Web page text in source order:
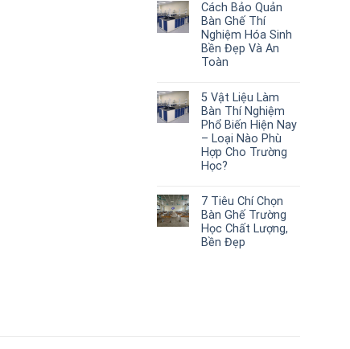
Cách Bảo Quản
Bàn Ghế Thí
Nghiệm Hóa Sinh
Bền Đẹp Và An
Toàn
5 Vật Liệu Làm
Bàn Thí Nghiệm
Phổ Biến Hiện Nay
– Loại Nào Phù
Hợp Cho Trường
Học?
7 Tiêu Chí Chọn
Bàn Ghế Trường
Học Chất Lượng,
Bền Đẹp